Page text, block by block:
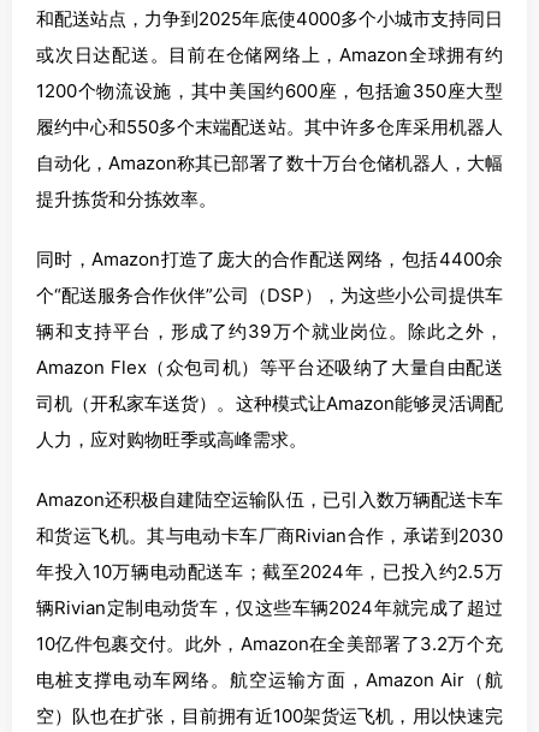
和配送站点，力争到2025年底使4000多个小城市支持同日
或次日达配送。目前在仓储网络上，Amazon全球拥有约
1200个物流设施，其中美国约600座，包括逾350座大型
履约中心和550多个末端配送站。其中许多仓库采用机器人
自动化，Amazon称其已部署了数十万台仓储机器人，大幅
提升拣货和分拣效率。
同时，Amazon打造了庞大的合作配送网络，包括4400余
个“配送服务合作伙伴”公司（DSP），为这些小公司提供车
辆和支持平台，形成了约39万个就业岗位。除此之外，
Amazon Flex（众包司机）等平台还吸纳了大量自由配送
司机（开私家车送货）。这种模式让Amazon能够灵活调配
人力，应对购物旺季或高峰需求。
Amazon还积极自建陆空运输队伍，已引入数万辆配送卡车
和货运飞机。其与电动卡车厂商Rivian合作，承诺到2030
年投入10万辆电动配送车；截至2024年，已投入约2.5万
辆Rivian定制电动货车，仅这些车辆2024年就完成了超过
10亿件包裹交付。此外，Amazon在全美部署了3.2万个充
电桩支撑电动车网络。航空运输方面，Amazon Air（航
空）队也在扩张，目前拥有近100架货运飞机，用以快速完